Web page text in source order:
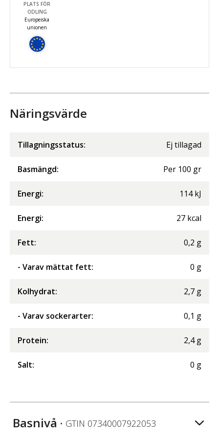
PLATS FÖR
ODLING
Europeiska
unionen
Näringsvärde
Tillagningsstatus: Ej tillagad
Basmängd: Per 100 gr
Energi: 114 kJ
Energi: 27 kcal
Fett: 0,2 g
- Varav mättat fett: 0 g
Kolhydrat: 2,7 g
- Varav sockerarter: 0,1 g
Protein: 2,4 g
Salt: 0 g
Basnivå • GTIN 07340007922053